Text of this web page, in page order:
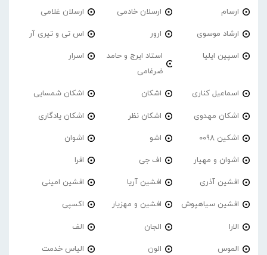
ارسام ارسلان خادمی ارسلان غلامی
ارشاد موسوی ارور اس تی و تیری آر
اسپین ایلیا
استاد ایرج و حامد
ضرغامی
اسرار
اسماعیل کناری اشکان اشکان شمسایی
اشکان مهدوی اشکان نظر اشکان یادگاری
اشکین 0098 اشو اشوان
اشوان و مهیار اف جی افرا
افشین آذری افشین آریا افشین امینی
افشین سیاهپوش افشین و مهزیار اکسپی
الارا الجان الف
الموس الون الیاس خدمت